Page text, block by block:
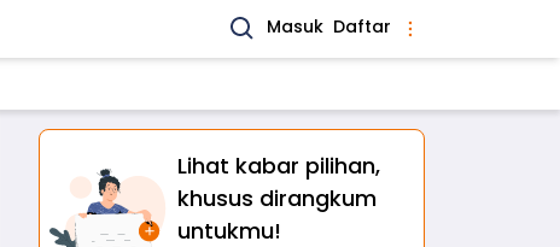
Masuk Daftar
Lihat kabar pilihan,
khusus dirangkum
untukmu!